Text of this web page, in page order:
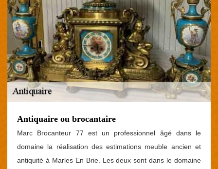
Antiquaire ou brocantaire
Marc Brocanteur 77 est un professionnel âgé dans le
domaine la réalisation des estimations meuble ancien et
antiquité à Marles En Brie. Les deux sont dans le domaine